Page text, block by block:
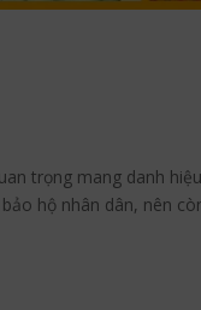
trọng mang danh
hộ nhân dân, nên